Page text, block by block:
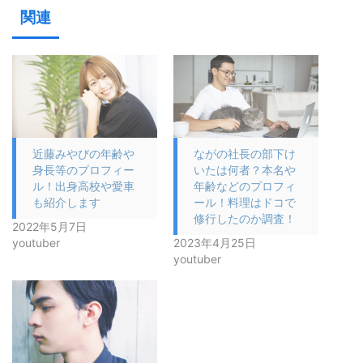
関連
近藤みやびの年齢や
身長等のプロフィー
ル！出身高校や愛車
も紹介します
2022年5月7日
youtuber
ながの社長の部下け
いたは何者？本名や
年齢などのプロフィ
ール！料理はドコで
修行したのか調査！
2023年4月25日
youtuber